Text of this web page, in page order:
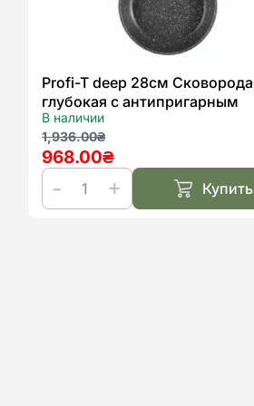
Profi-T deep 28см Сковорода
глубокая с антипригарным
покрытием Kohen
В наличии
1,936.00₴
Первоначальная
цена
составляла
1,936.00₴.
968.00₴
Текущая
цена:
968.00₴.
Количество
Купить